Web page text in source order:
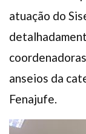
atuação do
anseios da
Fenajufe.